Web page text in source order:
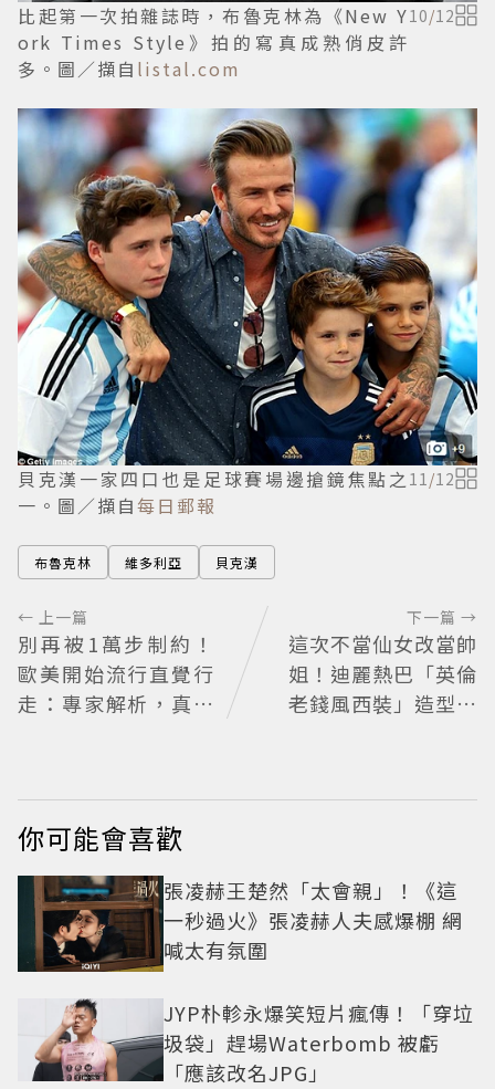
比起第一次拍雜誌時，布魯克林為《New Y
ork Times Style》拍的寫真成熟俏皮許
多。圖／擷自 listal.com
10/12
貝克漢一家四口也是足球賽場邊搶鏡焦點之
一。圖／擷自每日郵報
11 /12
布魯克林 維多利亞 貝克漢
← 上一篇
別再被1萬步制約！
歐美開始流行直覺行
走：專家解析，真正
下一篇 →
這次不當仙女改當帥
姐！迪麗熱巴「英倫
老錢風西裝」造型帥
你可能會喜歡
張凌赫王楚然「太會親」！《這
一秒過火》張凌赫人夫感爆棚 網
喊太有氛圍
JYP朴軫永爆笑短片瘋傳！「穿垃
圾袋」趕場Waterbomb 被虧
「應該改名JPG」